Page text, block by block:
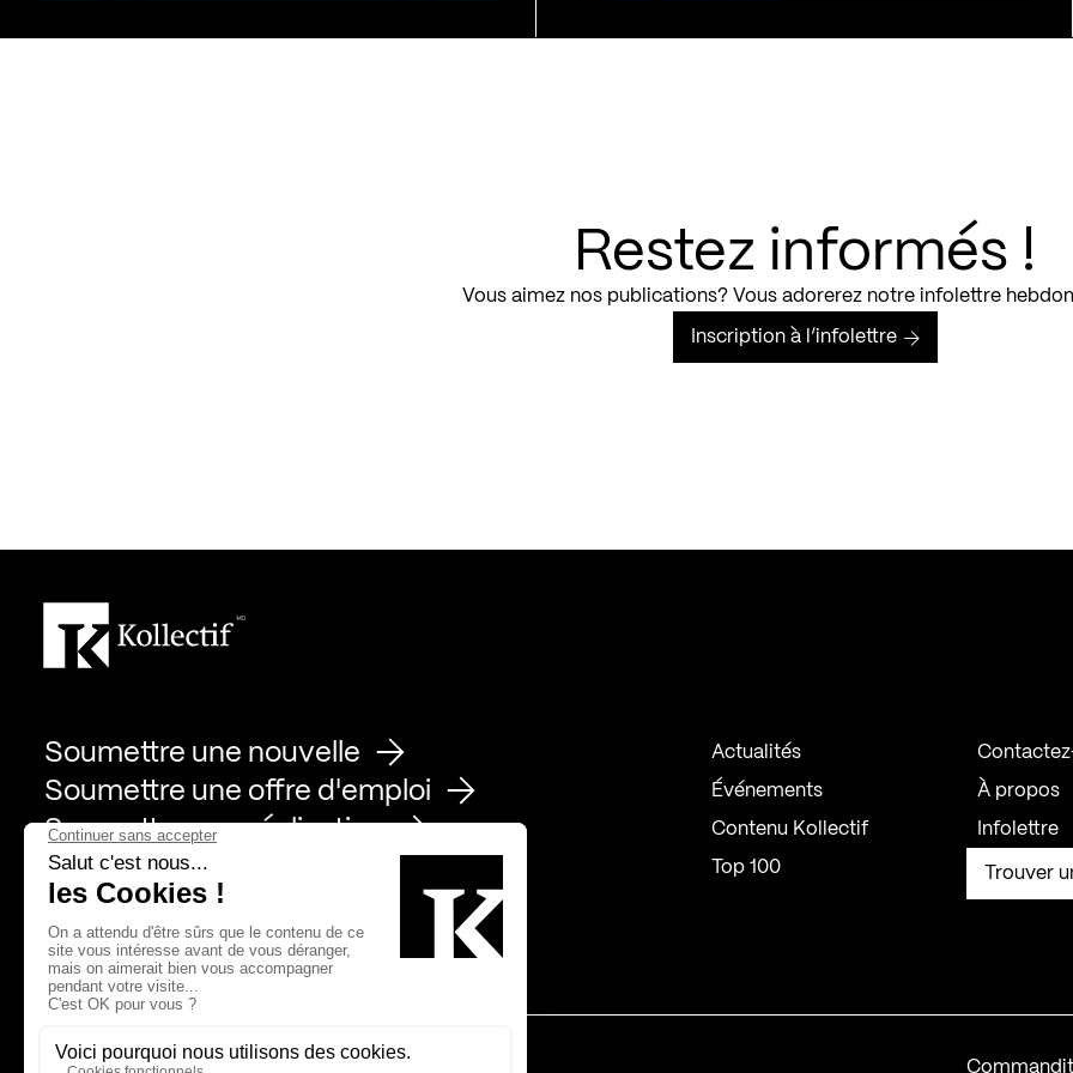
Restez informés !
Vous aimez nos publications? Vous adorerez notre infolettre
Inscription à l’infolettre
Soumettre une nouvelle
Soumettre une offre d'emploi
Soumettre une réalisation
Actualités
Événements
Contenu Kollectif
Top 100
À propos
Infolettre
Trouver
Page Facebook de Kollectif
Page Instagram de Kollectif
Page Linkedin de Kollectif
Partenaires